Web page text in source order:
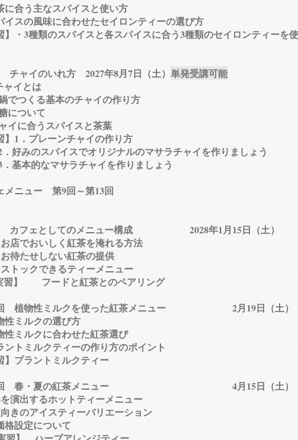
に合う主なスパイスと使い方
イスの風味に合わせたセイロンティーの選び方
】・3種類のスパイスと各スパイスに合う3種類のセイロンティーを
チャイのいれ方 2027年8月7日（土） 単発受講可能
イとは
でつくる基本のチャイの作り方
について
イに合うスパイスと茶葉
】1．プレーンチャイの作り方
みのスパイスでオリジナルのマサラチャイを作りましょう
本的なマサラチャイを作りましょう​​
メニュー 第9回～第13回
カフェとしてのメニュー構成 2028年1月15日（土）
店でおいしく紅茶を淹れる方法
待たせしない紅茶の提供
トックできるティーメニュー
習】 フードと紅茶とのペアリング
植物性ミルクを使った紅茶メニュー 2月19日（土）
性ミルクの選び方
性ミルクに合わせた紅茶選び
ントミルクティーの作り方のポイント
】プラントミルクティー
回 春・夏の紅茶メニュー 4月15日（土）
演出するホットティーメニュー
きのアイスティーバリエーション
設定について